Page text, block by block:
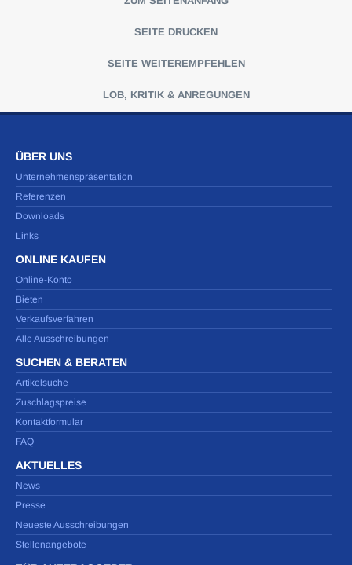
SEITE DRUCKEN
SEITE WEITEREMPFEHLEN
LOB, KRITIK & ANREGUNGEN
ÜBER UNS
Unternehmenspräsentation
Referenzen
Downloads
Links
ONLINE KAUFEN
Online-Konto
Bieten
Verkaufsverfahren
Alle Ausschreibungen
SUCHEN & BERATEN
Artikelsuche
Zuschlagspreise
Kontaktformular
FAQ
AKTUELLES
News
Presse
Neueste Ausschreibungen
Stellenangebote